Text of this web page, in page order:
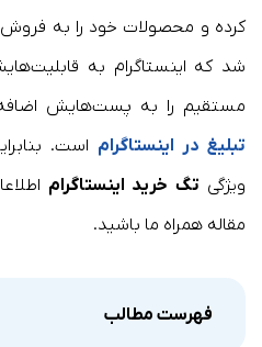
کرده و محصولات خود را به
شد که اینستاگرام به
مستقیم را به پست‌هایش
تبلیغ در اینستاگرام است.
ویژگی تگ خرید اینستاگرام
مقاله همراه ما باشید.
فهرست مطالب